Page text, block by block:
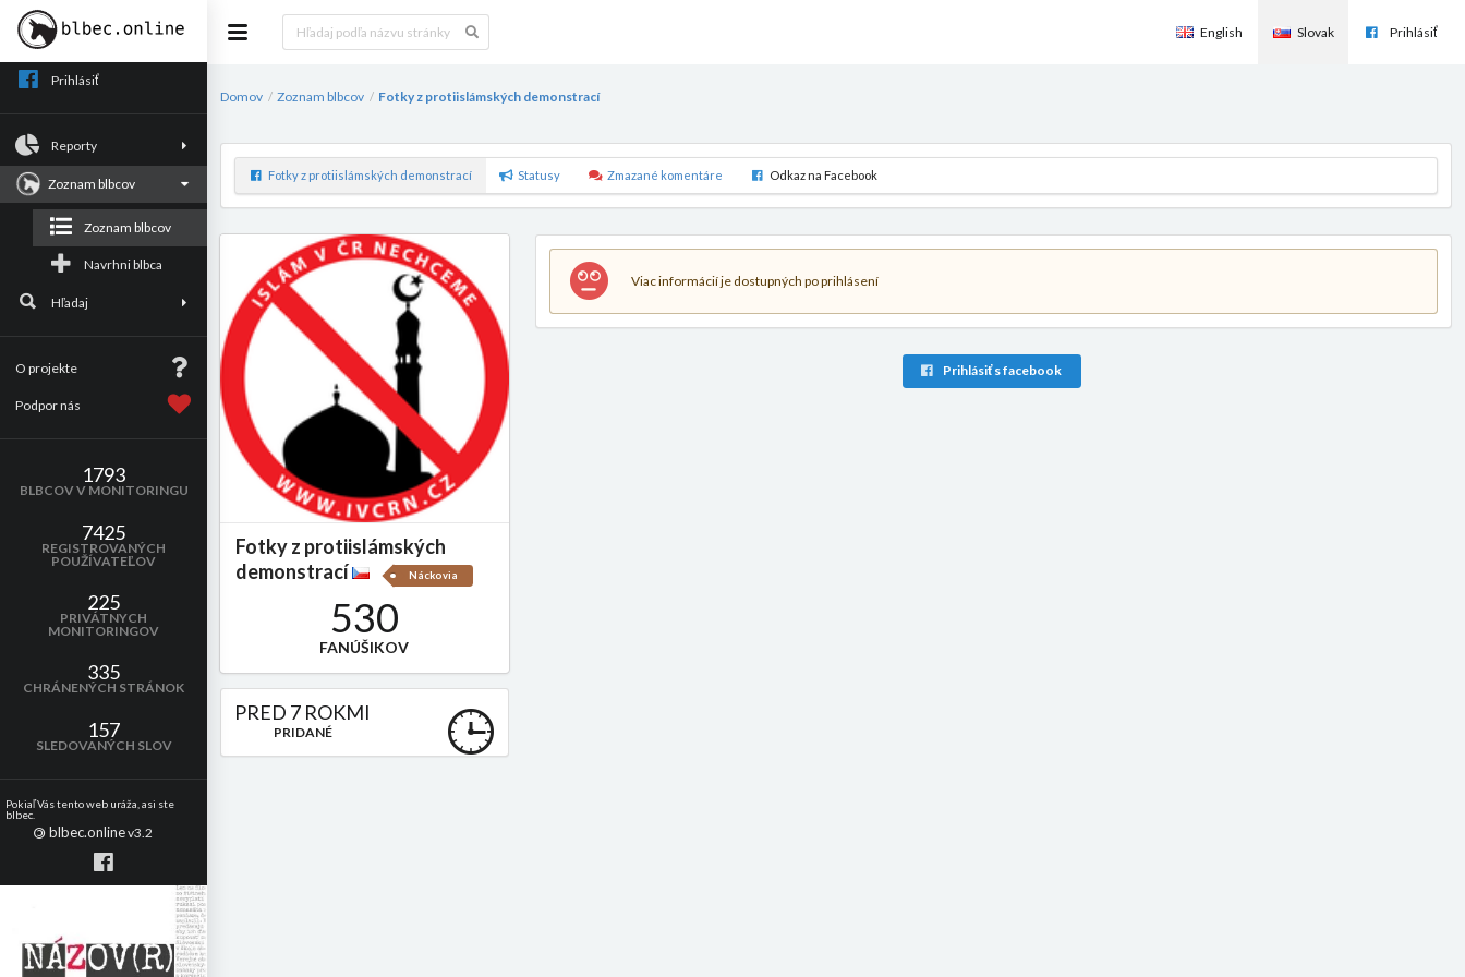
Prihlásiť
Reporty
Zoznam blbcov
Zoznam blbcov
Navrhni blbca
Hľadaj
O projekte
Podpor nás
1793
BLBCOV V MONITORINGU
7425
REGISTROVANÝCH
POUŽÍVATEĽOV
225
PRIVÁTNYCH
MONITORINGOV
335
CHRÁNENÝCH STRÁNOK
157
SLEDOVANÝCH SLOV
Pokiaľ Vás tento web uráža, asi ste
blbec.
© blbec.onlinev3.2
English Slovak Prihlásiť
Domov / Zoznam blbcov / Fotky z protiislámských demonstrací
Fotky z protiislámských demonstrací Statusy Zmazané komentáre Odkaz na Facebook
Fotky z protiislámských
demonstrací
Náckovia
530
FANÚŠIKOV
PRED 7 ROKMI
PRIDANÉ
Viac informácií je dostupných po prihlásení
Prihlásiť s facebook